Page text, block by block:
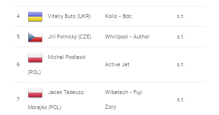
4 Vitaliy Buts (UKR) Kolls - Bdc s.t.
5 Jirí Polnický (CZE) Whirlpool - Author s.t.
6
Michal Podlaski
(POL)
Active Jet s.t.
7
Jacek Tadeusz
Morajko (POL)
Wibatech - Fuji
Zory
s.t.